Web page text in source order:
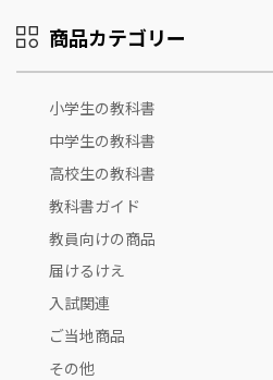
商品カテゴリー
小学生の教科書
中学生の教科書
高校生の教科書
教科書ガイド
教員向けの商品
届けるけえ
入試関連
ご当地商品
その他